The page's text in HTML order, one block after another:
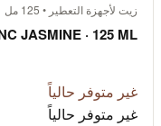
زيت لأجهزة التعطير • 125 مل
JASMINE · 125 ML
غير متوفر حالياً
غير متوفر حالياً